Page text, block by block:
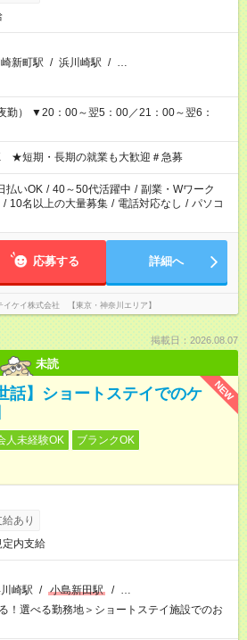
崎新町駅 / 浜川崎駅 / …
勤） ▼20：00～翌5：00／21：00～翌6：
★短期・長期の就業も大歓迎＃急募
払いOK / 40～50代活躍中 / 副業・Wワーク
/ 10名以上の大量募集 / 電話対応なし / パソコ
応募する 詳細へ
イケイ株式会社 【東京・神奈川エリア】
掲載日：2026.08.07
未読
NEW
話】ショートステイでのケ
人未経験OK
ブランクOK
あり
定内支給
崎駅 / 小島新田駅 / …
！選べる勤務地＞ショートステイ施設でのお